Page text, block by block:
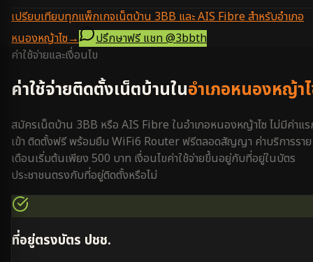
เปรียบเทียบทุกแพ็กเกจเน็ตบ้าน 3BB และ AIS Fibre สำหรับอำเภอ
หนองหญ้าไซ→ ปรึกษาฟรี แชท@3bbth
ค่าใช้จ่ายและเงื่อนไข
ค่าใช้จ่ายติดตั้งเน็ตบ้านในอำเภอหนองหญ้า
สมัครเน็ตบ้าน 3BB หรือ AIS Fibre ในอำเภอหนองหญ้าไซ ไม่มีค่าแ
เข้า ติดตั้งฟรี พร้อมยืม WiFi6 Router ฟรีตลอดสัญญา ค่าบริการราย
เดือนเริ่มต้นเพียง 500 บาท เงื่อนไขค่าใช้จ่ายขึ้นอยู่กับที่อยู่ในบัตร
ประชาชนตรงกับที่อยู่ติดตั้งหรือไม่
ที่อยู่ตรงบัตร ปชช.